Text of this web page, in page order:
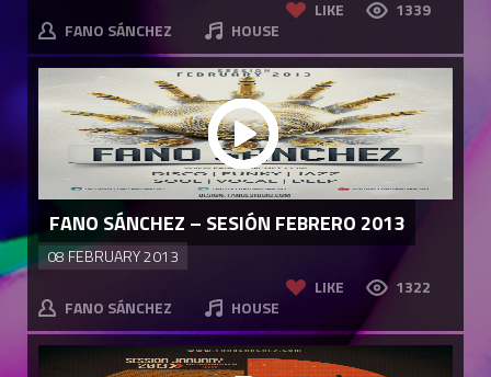
LIKE
1339
FANO SÁNCHEZ
HOUSE
LIKE 1322
FANO SÁNCHEZ – SESIÓN FEBRERO 2013
08 FEBRUARY 2013
FANO SÁNCHEZ HOUSE